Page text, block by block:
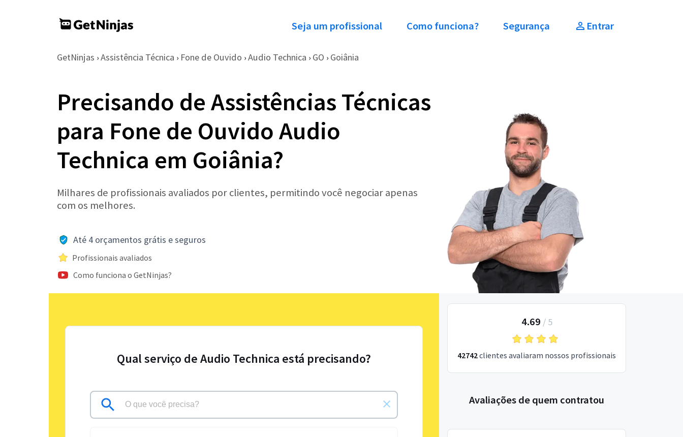
Seja um profissional Como funciona? Segurança Entrar
GetNinjas › Assistência Técnica › Fone de Ouvido › Audio Technica › GO › Goiânia
Precisando de Assistências Técnicas
para Fone de Ouvido Audio
Technica em Goiânia?
Milhares de profissionais avaliados por clientes, permitindo você negociar apenas
com os melhores.
Até 4 orçamentos grátis e seguros
Profissionais avaliados
Como funciona o GetNinjas?
Qual serviço de Audio Technica está precisando?
4.69 / 5
42742clientes avaliaram nossos profissionais
Avaliações de quem contratou